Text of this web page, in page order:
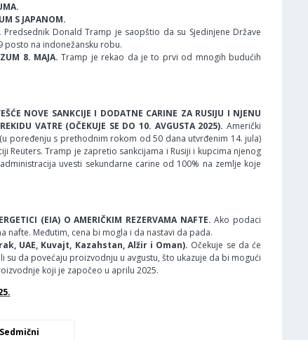
S JAPANOM.
Predsednik Donald Tramp je saopštio da su Sjedinjene Države
posto na indonežansku robu.
8. MAJA. Tramp je rekao da je to prvi od mnogih budućih
NOVE SANKCIJE I DODATNE CARINE ZA RUSIJU I NJENU
VATRE (OČEKUJE SE DO 10. AVGUSTA 2025). Američki
poređenju s prethodnim rokom od 50 dana utvrđenim 14. jula)
Reuters. Tramp je zapretio sankcijama i Rusiji i kupcima njenog
uvesti sekundarne carine od 100% na zemlje koje
(EIA) O AMERIČKIM REZERVAMA NAFTE. Ako podaci
Međutim, cena bi mogla i da nastavi da pada.
Irak, UAE, Kuvajt, Kazahstan, Alžir i Oman). Očekuje se da će
da povećaju proizvodnju u avgustu, što ukazuje da bi mogući
koji je započeo u aprilu 2025.
Sedmični